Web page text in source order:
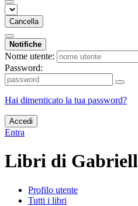
Cancella
Notifiche
Nome utente:
Password:
Hai dimenticato la tua password?
Accedi
Entra
Libri di
Profilo utente
Tutti i libri